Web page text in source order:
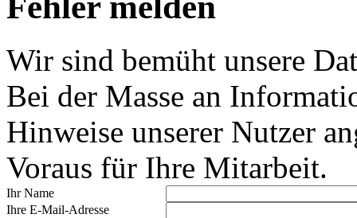
Wir sind bemüht unsere
Bei der Masse an
Hinweise unserer Nutzer
Voraus für Ihre Mitarbeit.
Ihr Name
Ihre E-Mail-Adresse